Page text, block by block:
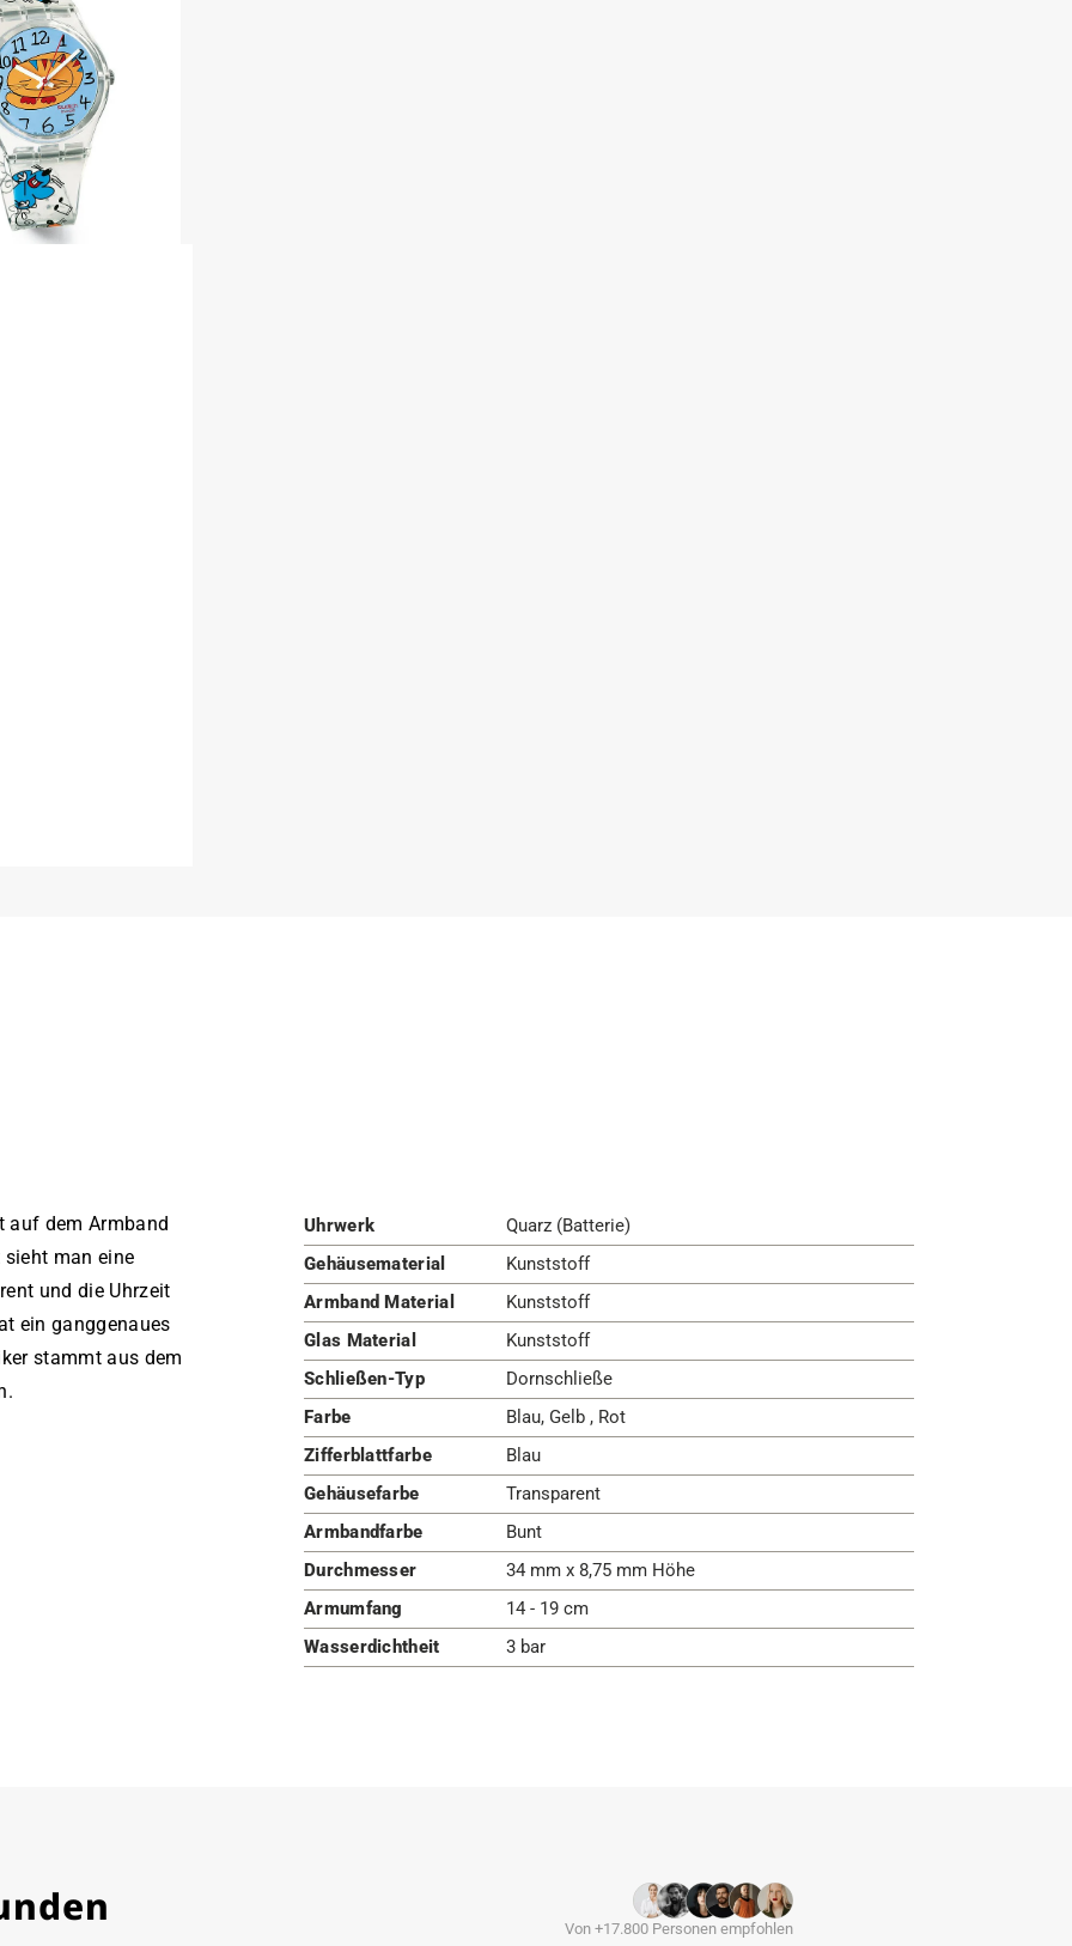
auf dem Armband
man eine
und die Uhrzeit
ein ganggenaues
stammt aus dem
Uhrwerk
Quarz (Batterie)
Gehäusematerial
Kunststoff
Armband Material
Kunststoff
Glas Material
Kunststoff
Schließen-Typ
Dornschließe
Farbe
Blau, Gelb , Rot
Zifferblattfarbe
Blau
Gehäusefarbe
Transparent
Armbandfarbe
Bunt
Durchmesser
34 mm x 8,75 mm Höhe
Armumfang
14 - 19 cm
Wasserdichtheit
3 bar
Von +17.800 Personen empfohlen